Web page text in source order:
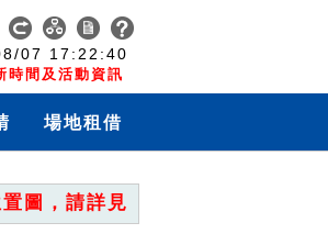
07 17:22:40
時間及活動資訊
場地租借
請詳見「重要公告」。